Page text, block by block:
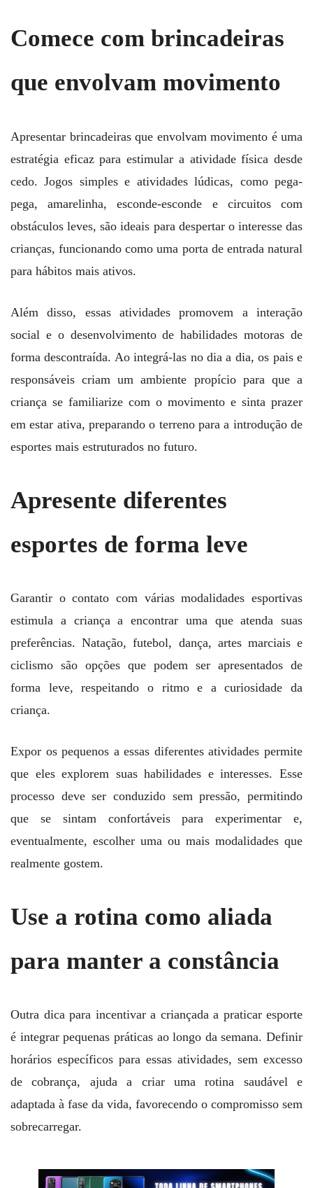
Comece com brincadeiras
que envolvam movimento
Apresentar brincadeiras que envolvam movimento é uma
estratégia eficaz para estimular a atividade física desde
cedo. Jogos simples e atividades lúdicas, como pega-
pega, amarelinha, esconde-esconde e circuitos com
obstáculos leves, são ideais para despertar o interesse das
crianças, funcionando como uma porta de entrada natural
para hábitos mais ativos.
Além disso, essas atividades promovem a interação
social e o desenvolvimento de habilidades motoras de
forma descontraída. Ao integrá-las no dia a dia, os pais e
responsáveis criam um ambiente propício para que a
criança se familiarize com o movimento e sinta prazer
em estar ativa, preparando o terreno para a introdução de
esportes mais estruturados no futuro.
Apresente diferentes
esportes de forma leve
Garantir o contato com várias modalidades esportivas
estimula a criança a encontrar uma que atenda suas
preferências. Natação, futebol, dança, artes marciais e
ciclismo são opções que podem ser apresentados de
forma leve, respeitando o ritmo e a curiosidade da
criança.
Expor os pequenos a essas diferentes atividades permite
que eles explorem suas habilidades e interesses. Esse
processo deve ser conduzido sem pressão, permitindo
que se sintam confortáveis para experimentar e,
eventualmente, escolher uma ou mais modalidades que
realmente gostem.
Use a rotina como aliada
para manter a constância
Outra dica para incentivar a criançada a praticar esporte
é integrar pequenas práticas ao longo da semana. Definir
horários específicos para essas atividades, sem excesso
de cobrança, ajuda a criar uma rotina saudável e
adaptada à fase da vida, favorecendo o compromisso sem
sobrecarregar.